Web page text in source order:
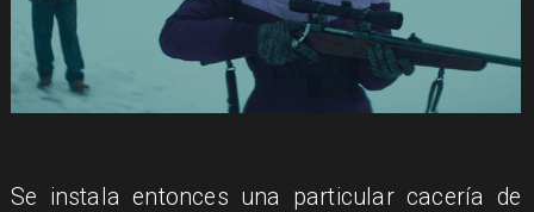
Se instala entonces una particular cacería de